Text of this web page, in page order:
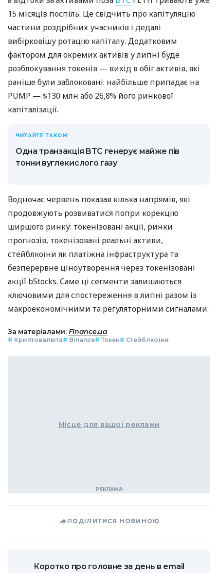
15 місяців поспіль. Це свідчить про капітуляцію
частини роздрібних учасників і дедалі
вибірковішу ротацію капіталу. Додатковим
фактором для окремих активів у липні буде
розблокування токенів — вихід в обіг активів, які
раніше були заблоковані: найбільше припадає на
PUMP — $130 млн або 26,8% його ринкової
капіталізації.
ЧИТАЙТЕ ТАКОЖ
Одна транзакція BTC генерує майже пів
тонни вуглекислого газу
Водночас червень показав кілька напрямів, які
продовжують розвиватися попри корекцію
ширшого ринку: токенізовані акції, ринки
прогнозів, токенізовані реальні активи,
стейблкоїни як платіжна інфраструктура та
безперервне ціноутворення через токенізовані
акції bStocks. Саме ці сегменти залишаються
ключовими для спостереження в липні разом із
макроекономічними та регуляторними сигналами.
За матеріалами: Finance.ua
# Криптовалюта# Binance# Токен# Стейблкоїни
Місце для вашої реклами
ПОДІЛИТИСЯ НОВИНОЮ
Коротко про головне за день в email